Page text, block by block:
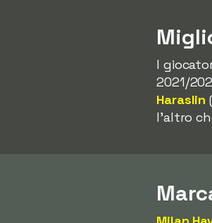
I
2021/
Haraslin
l'altro